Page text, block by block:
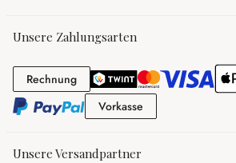
Unsere Zahlungsarten
RechnungRechnung
Vorkasse
Unsere Versandpartner